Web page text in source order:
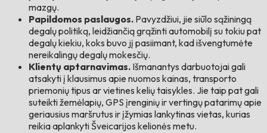
mazgų.
Papildomos paslaugos. Pavyzdžiui, jie siūlo sąžiningą
degalų politiką, leidžiančią grąžinti automobilį su tokiu pat
degalų kiekiu, koks buvo jį pasiimant, kad išvengtumėte
nereikalingų degalų mokesčių.
Klientų aptarnavimas. Išmanantys darbuotojai gali
atsakyti į klausimus apie nuomos kainas, transporto
priemonių tipus ar vietines kelių taisykles. Jie taip pat gali
suteikti žemėlapių, GPS įrenginių ir vertingų patarimų apie
geriausius maršrutus ir įžymias lankytinas vietas, kurias
reikia aplankyti Šveicarijos kelionės metu.